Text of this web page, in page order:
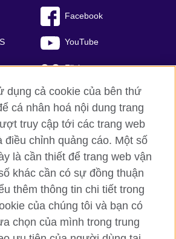
Facebook
YouTube
Flickr
TikTok
định sử dụng
dụng cả cookie của bên thứ
cá nhân hoá nội dung trang
truy cập tới các trang web
điều chỉnh quảng cáo. Một số
là cần thiết để trang web vận
khác cần có sự đồng thuận
thêm thông tin chi tiết trong
của chúng tôi và bạn có
chọn của mình trong trung